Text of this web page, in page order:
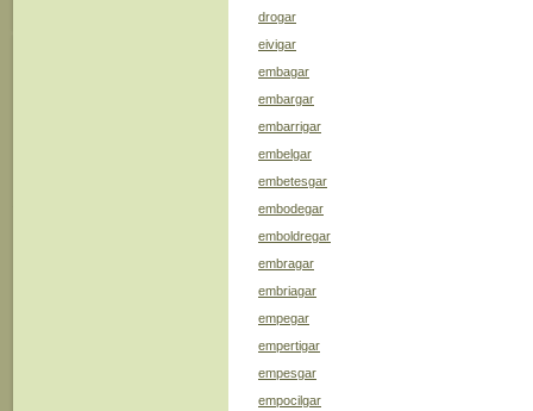
drogar
eivigar
embagar
embargar
embarrigar
embelgar
embetesgar
embodegar
emboldregar
embragar
embriagar
empegar
empertigar
empesgar
empocilgar